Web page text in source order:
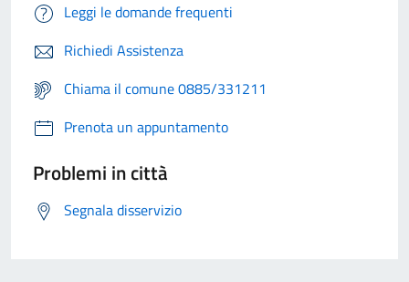
Leggi le domande frequenti
Richiedi Assistenza
Chiama il comune 0885/331211
Prenota un appuntamento
Problemi in città
Segnala disservizio